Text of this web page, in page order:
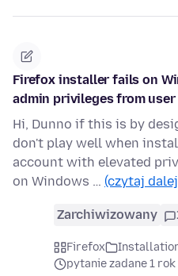
Firefox installer fails on
admin privileges from user
Hi, Dunno if this is by
don't play well when
account with elevated
on Windows … (czytaj
Zarchiwizowany
Firefox
pytanie zadane 1